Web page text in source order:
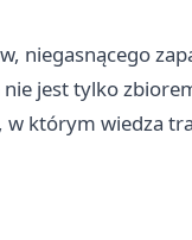
niegasnącego
jest tylko
którym wiedza